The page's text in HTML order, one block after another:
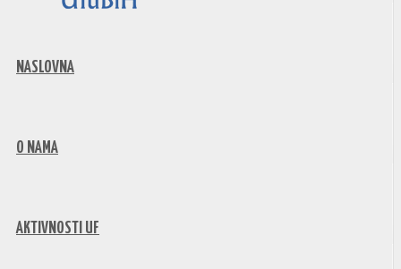
NASLOVNA
O NAMA
AKTIVNOSTI UF